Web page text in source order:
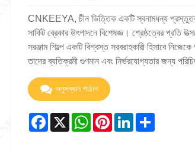
CNKEEYA, চীন ভিত্তিক একটি স্বনামধন্য
সার্কিট ব্রেকার উৎপাদনে বিশেষজ্ঞ। শ্রেষ্ঠত্বের প্রতি
সরঞ্জাম শিল্পে একটি বিশ্বস্ত সরবরাহকারী হিসাবে
তাদের ব্যতিক্রমী গুণমান এবং নির্ভরযোগ্যতার জন্য
অনুসন্ধান পাঠান
Facebook
X WhatsApp
PinterestLinkedInShare